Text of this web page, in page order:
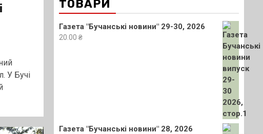
У Бучі
ТОВАРИ
Газета "Бучанські новини" 29-30, 2026
20.00 ₴
Газета "Бучанські новини" 28, 2026